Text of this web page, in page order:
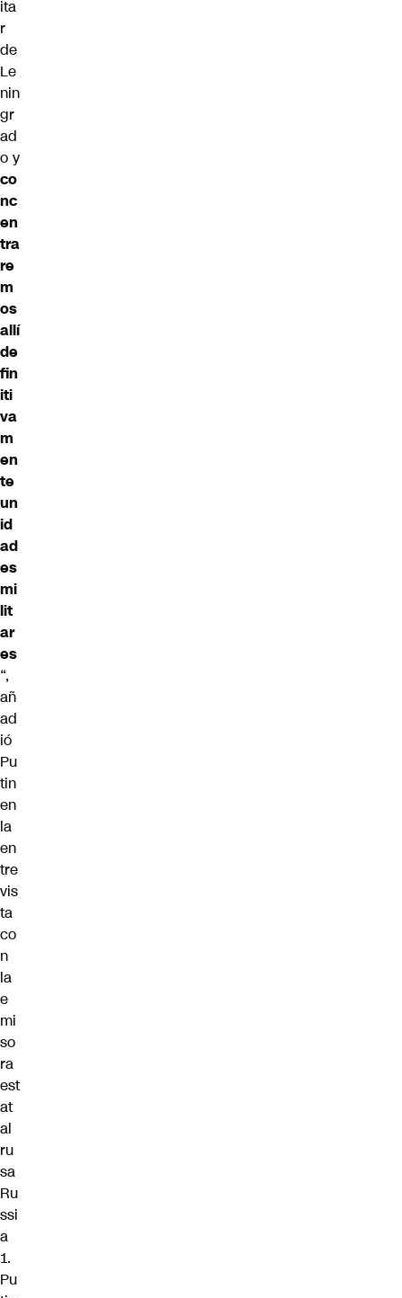
ita
r
de
Le
nin
gr
ad
o y
co
nc
en
tra
re
m
os
allí
de
fin
iti
va
m
en
te
un
id
ad
es
mi
lit
ar
es
“,
añ
ad
ió
Pu
tin
en
la
en
tre
vis
ta
co
n
la
e
mi
so
ra
est
at
al
ru
sa
Ru
ssi
a
1.
Pu